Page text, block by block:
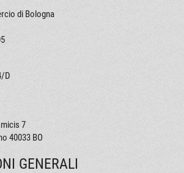
di Bologna
D
7
40033 BO
GENERALI